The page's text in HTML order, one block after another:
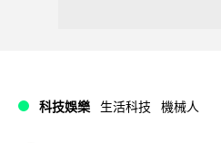
科技娛樂 生活科技 機械人